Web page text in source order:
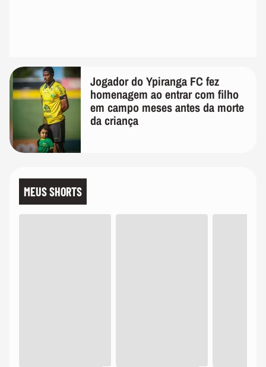
Jogador do Ypiranga FC fez
homenagem ao entrar com filho
em campo meses antes da morte
da criança
MEUS SHORTS